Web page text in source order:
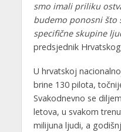
smo imali priliku
budemo ponosni što
specifične skupine
predsjednik
U hrvatskoj
brine 130 pilota,
Svakodnevno se
letova, u svakom
milijuna ljudi, a